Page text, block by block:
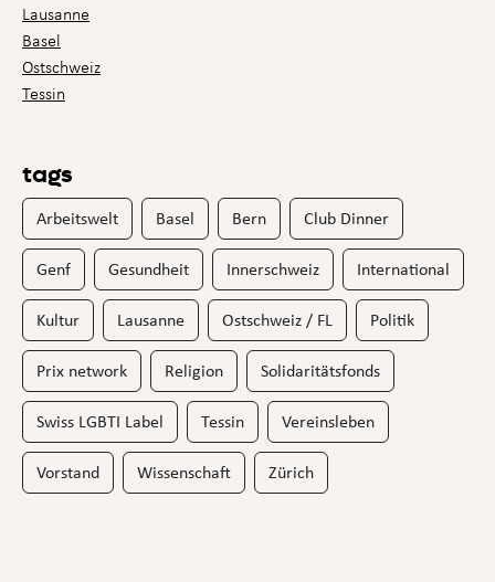
Lausanne
Basel
Ostschweiz
Tessin
tags
Arbeitswelt Basel Bern Club Dinner
Genf Gesundheit Innerschweiz International
Kultur Lausanne Ostschweiz / FL Politik
Prix network Religion Solidaritätsfonds
Swiss LGBTI Label Tessin Vereinsleben
Vorstand Wissenschaft Zürich